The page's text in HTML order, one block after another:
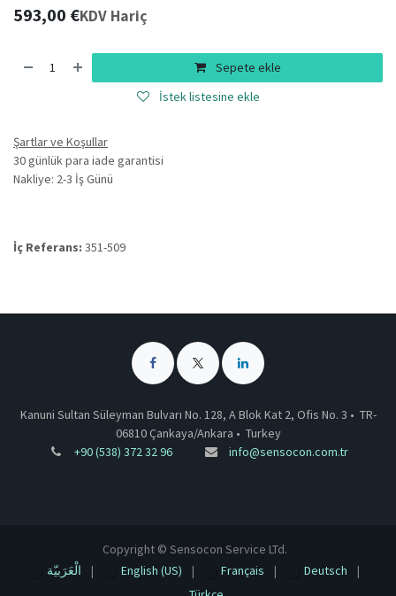
593,00 €KDV Hariç
Sepete ekle
İstek listesine ekle
Şartlar ve Koşullar
30 günlük para iade garantisi
Nakliye: 2-3 İş Günü
İç Referans: 351-509
Kanuni Sultan Süleyman Bulvarı No. 128, A Blok Kat 2, Ofis No. 3 • TR-
06810 Çankaya/Ankara • Turkey
+90 (538) 372 32 96
info@sensocon.com.tr
Copyright © Sensocon Service LTd.
الْعَرَبيّة
| English (US) | Français | Deutsch
|